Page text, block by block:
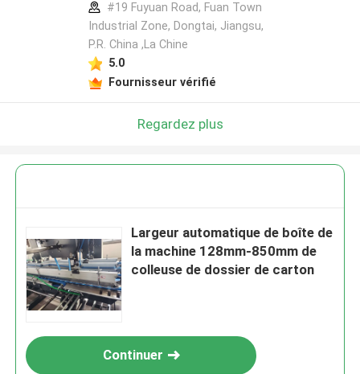
#19 Fuyuan Road, Fuan Town
Industrial Zone, Dongtai, Jiangsu,
P.R. China ,La Chine
5.0
Fournisseur vérifié
Regardez plus
Largeur automatique de boîte de
la machine 128mm-850mm de
colleuse de dossier de carton
Continuer